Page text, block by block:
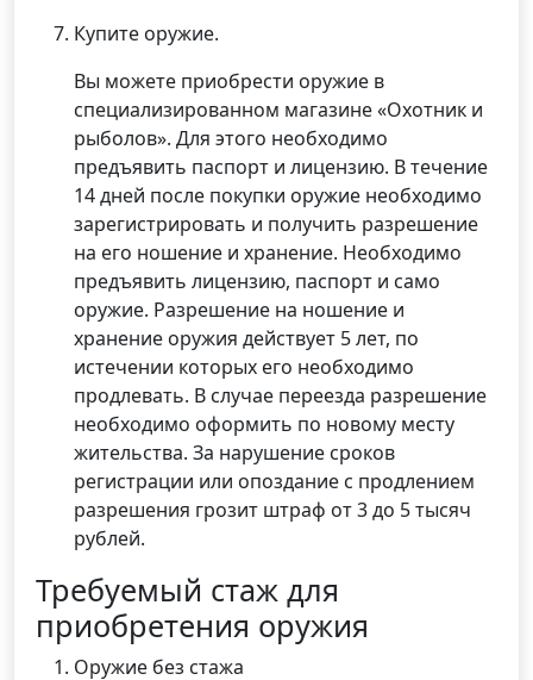
Купите оружие.
Вы можете приобрести оружие в
специализированном магазине «Охотник и
рыболов». Для этого необходимо
предъявить паспорт и лицензию. В течение
14 дней после покупки оружие необходимо
зарегистрировать и получить разрешение
на его ношение и хранение. Необходимо
предъявить лицензию, паспорт и само
оружие. Разрешение на ношение и
хранение оружия действует 5 лет, по
истечении которых его необходимо
продлевать. В случае переезда разрешение
необходимо оформить по новому месту
жительства. За нарушение сроков
регистрации или опоздание с продлением
разрешения грозит штраф от 3 до 5 тысяч
рублей.
Требуемый стаж для
приобретения оружия
Оружие без стажа